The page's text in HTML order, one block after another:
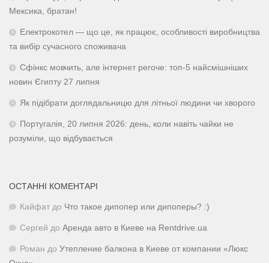
Мексика, братан!
Електрокотел — що це, як працює, особливості виробництва
та вибір сучасного споживача
Сфінкс мовчить, але інтернет регоче: топ-5 найсмішніших
новин Єгипту 27 липня
Як підібрати доглядальницю для літньої людини чи хворого
Португалія, 20 липня 2026: день, коли навіть чайки не
розуміли, що відбувається
ОСТАННІ КОМЕНТАРІ
Кайфат до Что такое дипопер или дипоперы? :)
Сергей до Аренда авто в Киеве на Rentdrive.ua
Роман до Утепление балкона в Киеве от компании «Люкс